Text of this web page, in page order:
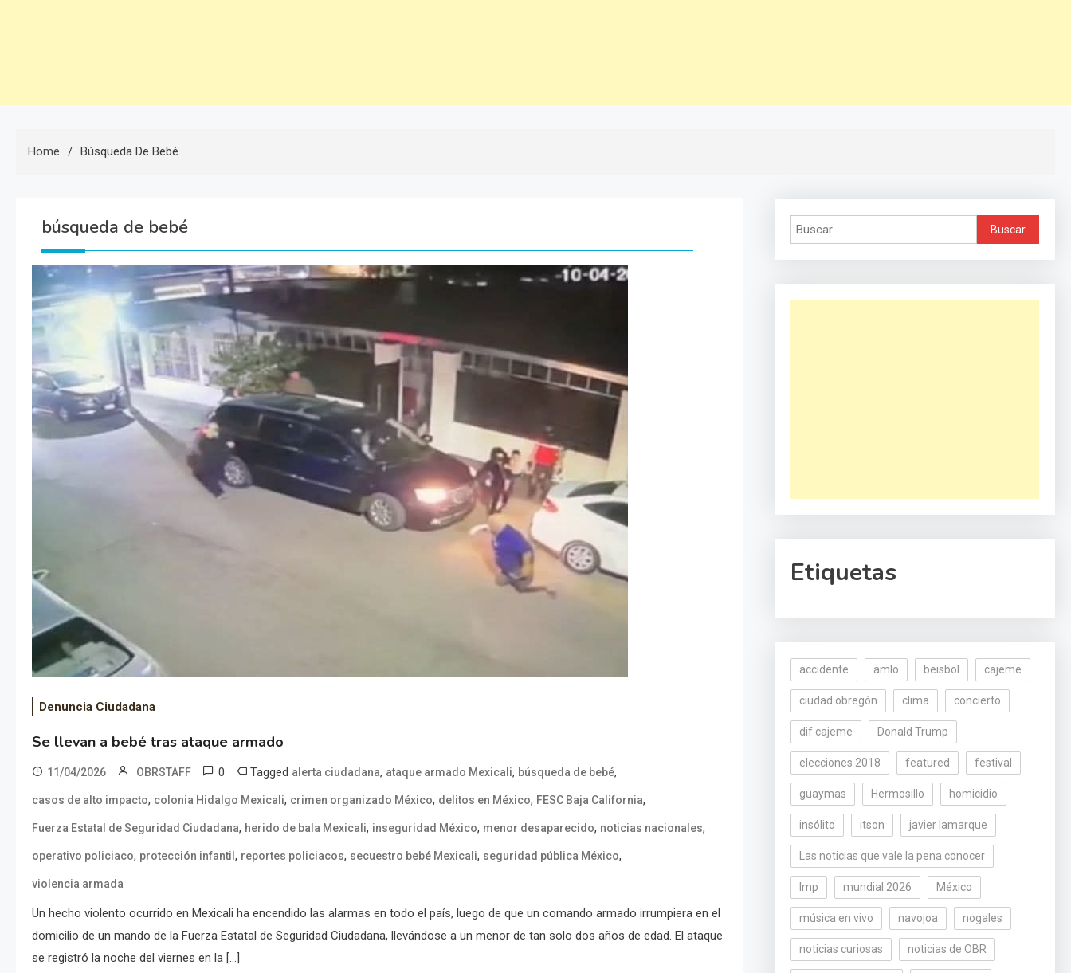
Home Búsqueda De Bebé
búsqueda de bebé
Denuncia Ciudadana
Se llevan a bebé tras ataque armado
11/04/2026 OBRSTAFF 0 Tagged alerta ciudadana, ataque armado Mexicali, búsqueda de bebé,
casos de alto impacto, colonia Hidalgo Mexicali, crimen organizado México, delitos en México, FESC Baja California,
Fuerza Estatal de Seguridad Ciudadana, herido de bala Mexicali, inseguridad México, menor desaparecido, noticias nacionales,
operativo policiaco, protección infantil , reportes policiacos, secuestro bebé Mexicali, seguridad pública México,
violencia armada
Un hecho violento ocurrido en Mexicali ha encendido las alarmas en todo el país, luego de que un comando armado irrumpiera en el
domicilio de un mando de la Fuerza Estatal de Seguridad Ciudadana, llevándose a un menor de tan solo dos años de edad. El ataque
se registró la noche del viernes en la […]
Buscar:
Etiquetas
accidente amlo beisbol cajeme
ciudad obregón clima concierto
dif cajeme Donald Trump
elecciones 2018 featured festival
guaymas Hermosillo homicidio
insólito itson javier lamarque
Las noticias que vale la pena conocer
lmp mundial 2026 México
música en vivo navojoa nogales
noticias curiosas noticias de OBR